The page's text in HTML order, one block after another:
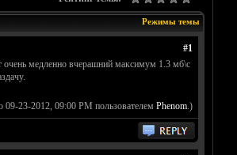
Режимы темы
#1
очень медленно вчерашний максимум 1.3 мб\с
09-23-2012, 09:00 PM пользователем Phenom.)